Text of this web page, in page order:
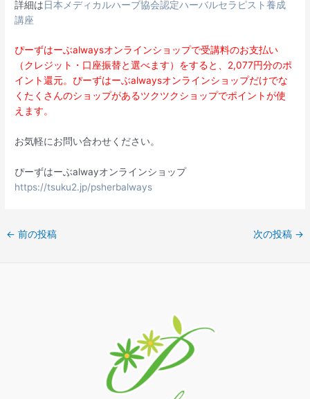
詳細は日本メディカルハーブ協会認定ハーバルセラピスト養成
講座
ぴーずはーぶalwaysオンラインショップで受講料のお支払い
（クレジット・口座振替と選べます）をすると、2,077円分のポ
イント還元。ぴーずはーぶalwaysオンラインショップだけでな
くたくさんのショップがあるツクツクショップでポイントが使
えます。
お気軽にお問い合わせください。
ぴーずはーぶalwayオンラインショップ
https://tsuku2.jp/psherbalways
← 前の投稿 次の投稿 →